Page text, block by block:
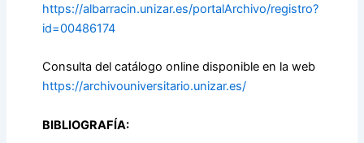
https://albarracin.unizar.es/portalArchivo/registro?
id=00486174
Consulta del catálogo online disponible en la web
https://archivouniversitario.unizar.es/
BIBLIOGRAFÍA: